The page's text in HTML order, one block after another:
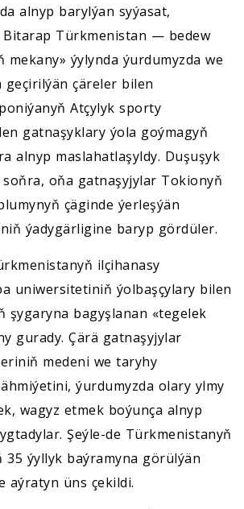
alnyp barylýan syýasat,
Bitarap Türkmenistan — bedew
mekany» ýylynda ýurdumyzda we
çäreler bilen
Atçylyk sporty
gatnaşyklary ýola goýmagyň
alnyp maslahatlaşyldy. Duşuşyk
oňa gatnaşyjylar Tokionyň
çäginde ýerleşýän
ýadygärligine baryp gördüler.
ilçihanasy
uniwersitetiniň ýolbaşçylary bilen
şygaryna bagyşlanan «tegelek
gurady. Çärä gatnaşyjylar
medeni we taryhy
ýurdumyzda olary ylmy
wagyz etmek boýunça alnyp
Şeýle-de Türkmenistanyň
35 ýyllyk baýramyna görülýän
aýratyn üns çekildi.